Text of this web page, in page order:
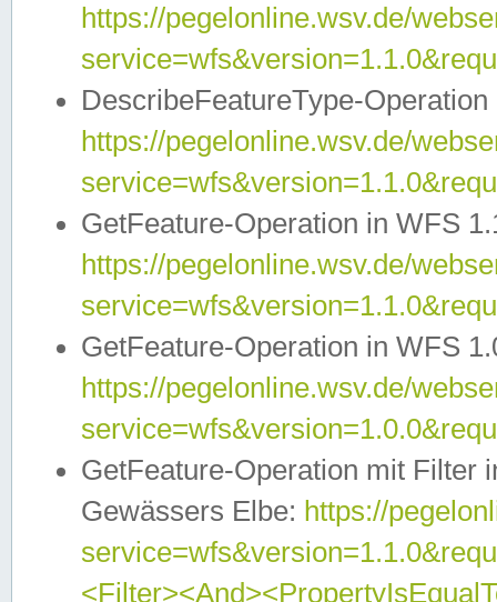
https://pegelonline.wsv.de/
DescribeFeatureType-
https://pegelonline.wsv.de/
GetFeature-Operation in WFS
https://pegelonline.wsv.de/
GetFeature-Operation in WFS
https://pegelonline.wsv.de/
GetFeature-Operation mit Filter
Gewässers Elbe: https://